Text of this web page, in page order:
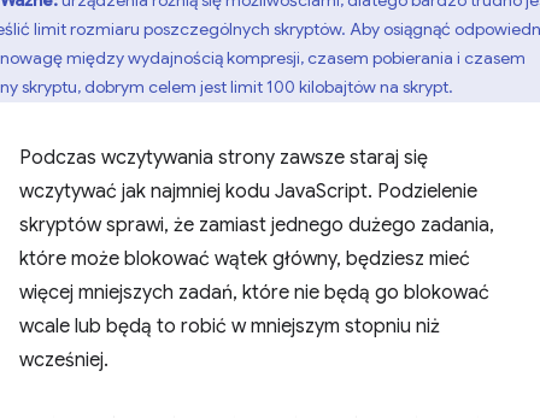
limit rozmiaru poszczególnych skryptów. Aby osiągnąć
między wydajnością kompresji, czasem pobierania i czasem
skryptu, dobrym celem jest limit 100 kilobajtów na skrypt.
Podczas wczytywania strony zawsze staraj się
wczytywać jak najmniej kodu JavaScript. Podzielenie
skryptów sprawi, że zamiast jednego dużego zadania,
które może blokować wątek główny, będziesz mieć
więcej mniejszych zadań, które nie będą go blokować
wcale lub będą to robić w mniejszym stopniu niż
wcześniej.